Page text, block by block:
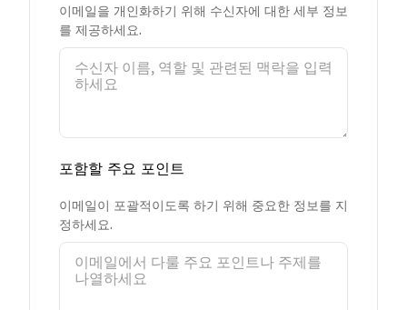
이메일을 개인화하기 위해 수신자에 대한 세부 정보
를 제공하세요.
포함할 주요 포인트
이메일이 포괄적이도록 하기 위해 중요한 정보를 지
정하세요.